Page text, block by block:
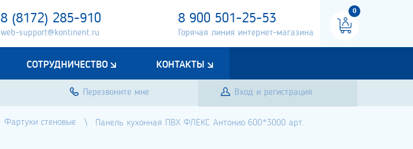
8 (8172) 285-910
web-support@kontinent.ru
8 900 501-25-53
Горячая линия интернет-магазина
0
СОТРУДНИЧЕСТВО КОНТАКТЫ
Перезвоните мне Вход и регистрация
Фартуки стеновые
Панель кухонная ПВХ ФЛЕКС Антонио 600*3000 арт.